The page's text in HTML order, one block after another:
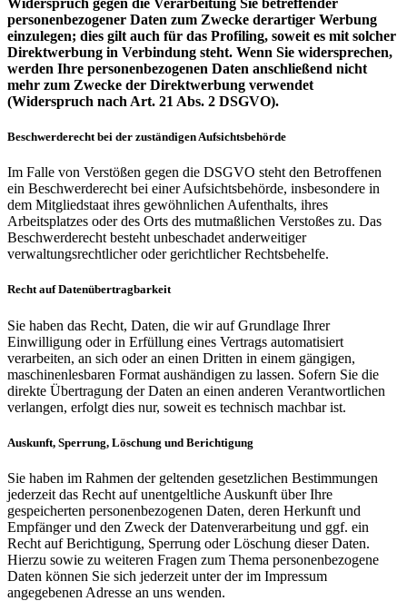
Widerspruch gegen die Verarbeitung Sie betreffender
personenbezogener Daten zum Zwecke derartiger Werbung
einzulegen; dies gilt auch für das Profiling, soweit es mit solcher
Direktwerbung in Verbindung steht. Wenn Sie widersprechen,
werden Ihre personenbezogenen Daten anschließend nicht
mehr zum Zwecke der Direktwerbung verwendet
(Widerspruch nach Art. 21 Abs. 2 DSGVO).
Beschwerderecht bei der zuständigen Aufsichtsbehörde
Im Falle von Verstößen gegen die DSGVO steht den Betroffenen
ein Beschwerderecht bei einer Aufsichtsbehörde, insbesondere in
dem Mitgliedstaat ihres gewöhnlichen Aufenthalts, ihres
Arbeitsplatzes oder des Orts des mutmaßlichen Verstoßes zu. Das
Beschwerderecht besteht unbeschadet anderweitiger
verwaltungsrechtlicher oder gerichtlicher Rechtsbehelfe.
Recht auf Datenübertragbarkeit
Sie haben das Recht, Daten, die wir auf Grundlage Ihrer
Einwilligung oder in Erfüllung eines Vertrags automatisiert
verarbeiten, an sich oder an einen Dritten in einem gängigen,
maschinenlesbaren Format aushändigen zu lassen. Sofern Sie die
direkte Übertragung der Daten an einen anderen Verantwortlichen
verlangen, erfolgt dies nur, soweit es technisch machbar ist.
Auskunft, Sperrung, Löschung und Berichtigung
Sie haben im Rahmen der geltenden gesetzlichen Bestimmungen
jederzeit das Recht auf unentgeltliche Auskunft über Ihre
gespeicherten personenbezogenen Daten, deren Herkunft und
Empfänger und den Zweck der Datenverarbeitung und ggf. ein
Recht auf Berichtigung, Sperrung oder Löschung dieser Daten.
Hierzu sowie zu weiteren Fragen zum Thema personenbezogene
Daten können Sie sich jederzeit unter der im Impressum
angegebenen Adresse an uns wenden.